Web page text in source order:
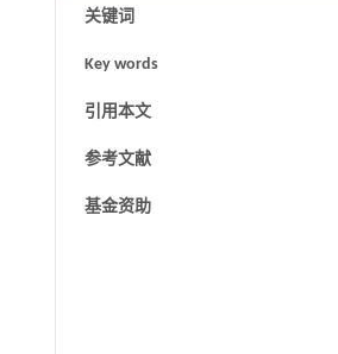
关键词
Key words
引用本文
参考文献
基金资助